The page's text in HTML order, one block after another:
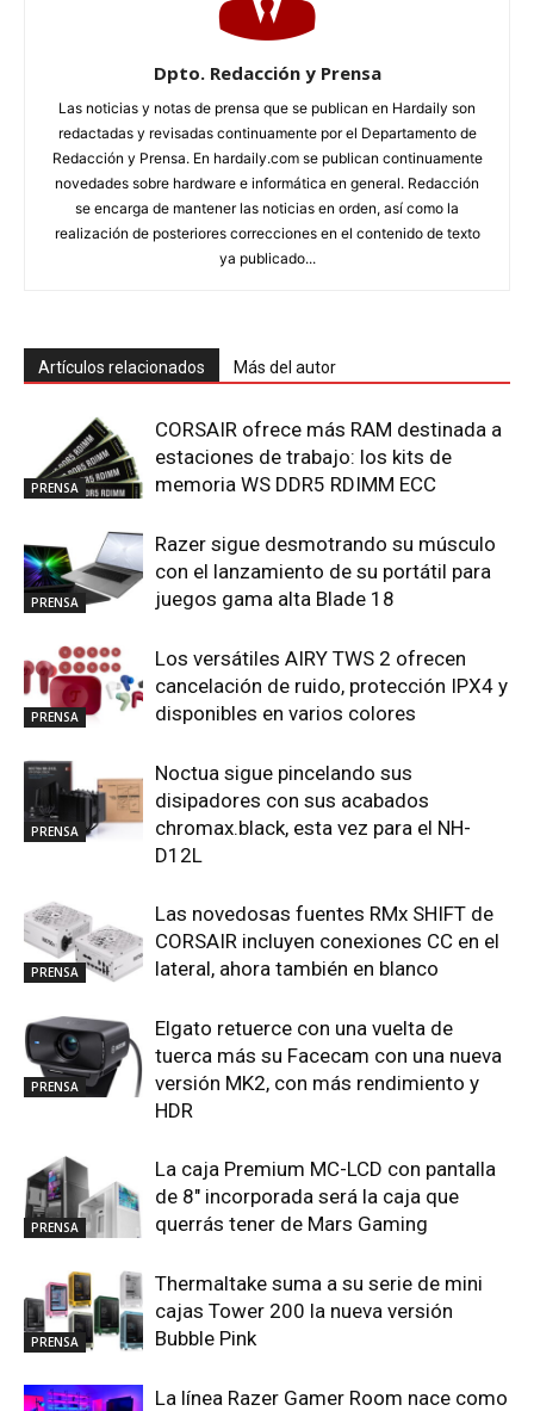
Dpto. Redacción y Prensa
Las noticias y notas de prensa que se publican en Hardaily son
redactadas y revisadas continuamente por el Departamento de
Redacción y Prensa. En hardaily.com se publican continuamente
novedades sobre hardware e informática en general. Redacción
se encarga de mantener las noticias en orden, así como la
realización de posteriores correcciones en el contenido de texto
ya publicado...
Artículos relacionados Más del autor
PRENSA
CORSAIR ofrece más RAM destinada a
estaciones de trabajo: los kits de
memoria WS DDR5 RDIMM ECC
PRENSA
Razer sigue desmotrando su músculo
con el lanzamiento de su portátil para
juegos gama alta Blade 18
PRENSA
Los versátiles AIRY TWS 2 ofrecen
cancelación de ruido, protección IPX4 y
disponibles en varios colores
PRENSA
Noctua sigue pincelando sus
disipadores con sus acabados
chromax.black, esta vez para el NH-
D12L
PRENSA
Las novedosas fuentes RMx SHIFT de
CORSAIR incluyen conexiones CC en el
lateral, ahora también en blanco
PRENSA
Elgato retuerce con una vuelta de
tuerca más su Facecam con una nueva
versión MK2, con más rendimiento y
HDR
PRENSA
La caja Premium MC-LCD con pantalla
de 8″ incorporada será la caja que
querrás tener de Mars Gaming
PRENSA
Thermaltake suma a su serie de mini
cajas Tower 200 la nueva versión
Bubble Pink
La línea Razer Gamer Room nace como